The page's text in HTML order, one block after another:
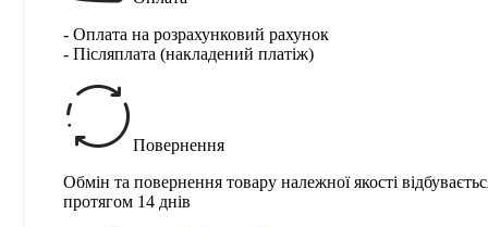
- Оплата на розрахунковий рахунок
- Післяплата (накладений платіж)
Повернення
Обмін та повернення товару належної якості
протягом 14 днів